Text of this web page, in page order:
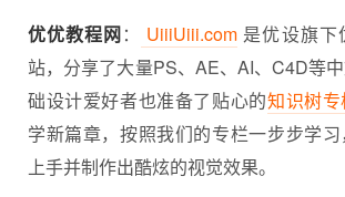
优优教程网： UiiiUiii.com 是优设旗下
站，分享了大量PS、AE、AI、C4D等
础设计爱好者也准备了贴心的知识树专
学新篇章，按照我们的专栏一步步学
上手并制作出酷炫的视觉效果。